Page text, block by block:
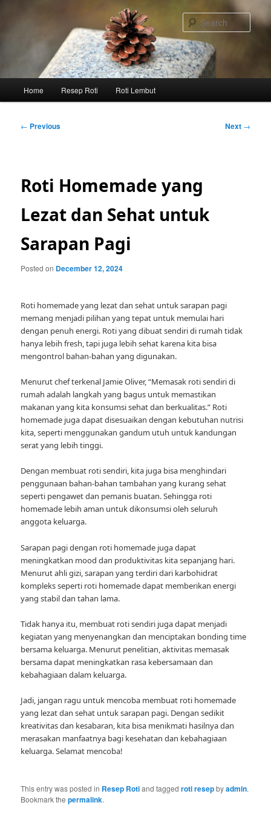
Home Resep Roti Roti Lembut
Post
← Previous Next →
Roti Homemade yang
Lezat dan Sehat untuk
Sarapan Pagi
Posted on December 12, 2024
Roti homemade yang lezat dan sehat untuk sarapan pagi
memang menjadi pilihan yang tepat untuk memulai hari
dengan penuh energi. Roti yang dibuat sendiri di rumah tidak
hanya lebih fresh, tapi juga lebih sehat karena kita bisa
mengontrol bahan-bahan yang digunakan.
Menurut chef terkenal Jamie Oliver, “Memasak roti sendiri di
rumah adalah langkah yang bagus untuk memastikan
makanan yang kita konsumsi sehat dan berkualitas.” Roti
homemade juga dapat disesuaikan dengan kebutuhan nutrisi
kita, seperti menggunakan gandum utuh untuk kandungan
serat yang lebih tinggi.
Dengan membuat roti sendiri, kita juga bisa menghindari
penggunaan bahan-bahan tambahan yang kurang sehat
seperti pengawet dan pemanis buatan. Sehingga roti
homemade lebih aman untuk dikonsumsi oleh seluruh
anggota keluarga.
Sarapan pagi dengan roti homemade juga dapat
meningkatkan mood dan produktivitas kita sepanjang hari.
Menurut ahli gizi, sarapan yang terdiri dari karbohidrat
kompleks seperti roti homemade dapat memberikan energi
yang stabil dan tahan lama.
Tidak hanya itu, membuat roti sendiri juga dapat menjadi
kegiatan yang menyenangkan dan menciptakan bonding time
bersama keluarga. Menurut penelitian, aktivitas memasak
bersama dapat meningkatkan rasa kebersamaan dan
kebahagiaan dalam keluarga.
Jadi, jangan ragu untuk mencoba membuat roti homemade
yang lezat dan sehat untuk sarapan pagi. Dengan sedikit
kreativitas dan kesabaran, kita bisa menikmati hasilnya dan
merasakan manfaatnya bagi kesehatan dan kebahagiaan
keluarga. Selamat mencoba!
This entry was posted in Resep Rotiand taggedroti resepbyadmin.
Bookmark thepermalink.